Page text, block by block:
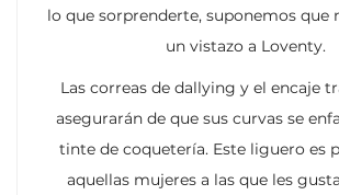
lo que sorprenderte, suponemos que
un vistazo a Loventy.
Las correas de dallying y el encaje
asegurarán de que sus curvas se
tinte de coquetería. Este liguero es
aquellas mujeres a las que les